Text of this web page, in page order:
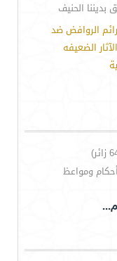
الحنيف
الروافض ضد
الضعيفه
ومواعظ